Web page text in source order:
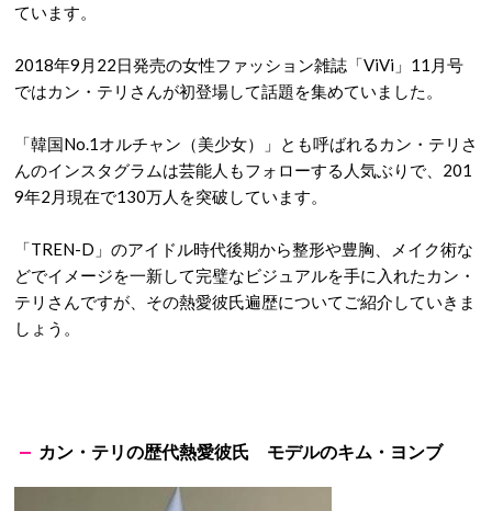
ています。
2018年9月22日発売の女性ファッション雑誌「ViVi」11月号
ではカン・テリさんが初登場して話題を集めていました。
「韓国No.1オルチャン（美少女）」とも呼ばれるカン・テリさ
んのインスタグラムは芸能人もフォローする人気ぶりで、201
9年2月現在で130万人を突破しています。
「TREN-D」のアイドル時代後期から整形や豊胸、メイク術な
どでイメージを一新して完璧なビジュアルを手に入れたカン・
テリさんですが、その熱愛彼氏遍歴についてご紹介していきま
しょう。
カン・テリの歴代熱愛彼氏 モデルのキム・ヨンブ